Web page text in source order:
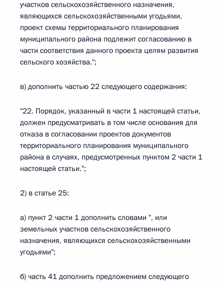
участков сельскохозяйственного назначения,
являющихся сельскохозяйственными угодьями,
проект схемы территориального планирования
муниципального района подлежит согласованию в
части соответствия данного проекта целям развития
сельского хозяйства.";
в) дополнить частью 22 следующего содержания:
"22. Порядок, указанный в части 1 настоящей статьи,
должен предусматривать в том числе основания для
отказа в согласовании проектов документов
территориального планирования муниципального
района в случаях, предусмотренных пунктом 2 части 1
настоящей статьи.";
2) в статье 25:
а) пункт 2 части 1 дополнить словами ", или
земельных участков сельскохозяйственного
назначения, являющихся сельскохозяйственными
угодьями";
б) часть 41 дополнить предложением следующего